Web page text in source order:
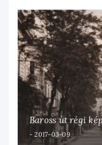
Baross út régi
2017-03-09